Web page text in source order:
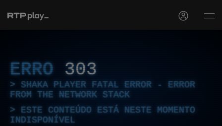
ERRO 303
SHAKA PLAYER FATAL ERROR - ERROR
FROM THE NETWORK STACK
ESTE CONTEÚDO ESTÁ NESTE MOMENTO
INDISPONÍVEL